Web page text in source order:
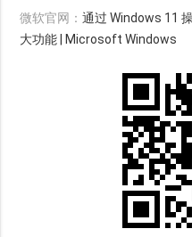
微软官网：通过 Windows 11
大功能 | Microsoft Windows